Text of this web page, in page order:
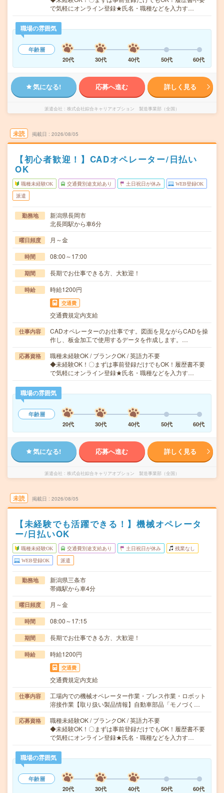
で気軽にオンライン登録★氏名・職種などを入力す…
職場の雰囲気
年齢層
20代
30代 40代 50代 60代
気になる! 応募へ進む 詳しく見る
派遣会社 株式会社綜合キャリアオプション 製造事業部（全国）
未読 掲載日 2026/08/05
【初心者歓迎！】CADオペレーター/日払い
OK
職種未経験OK 交通費別途支給あり 土日祝日が休み WEB登録OK
派遣
勤務地
新潟県長岡市
北長岡駅から車6分
曜日頻度 月～金
時間 08:00～17:00
期間 長期でお仕事できる方、大歓迎！
時給 時給1200円
交通費
交通費規定内支給
仕事内容
CADオペレーターのお仕事です。図面を見ながらCADを操
作し、板金加工で使用するデータを作成します。…
応募資格
職種未経験OK / ブランクOK / 英語力不要
◆未経験OK！〇まずは事前登録だけでもOK！履歴書不要
で気軽にオンライン登録★氏名・職種などを入力す…
職場の雰囲気
年齢層
20代
30代 40代 50代 60代
気になる! 応募へ進む 詳しく見る
派遣会社 株式会社綜合キャリアオプション 製造事業部（全国）
未読 掲載日 2026/08/05
【未経験でも活躍できる！】機械オペレータ
ー/日払いOK
職種未経験OK 交通費別途支給あり 土日祝日が休み 残業なし
WEB登録OK 派遣
勤務地
新潟県三条市
帯織駅から車4分
曜日頻度 月～金
時間 08:00～17:15
期間 長期でお仕事できる方、大歓迎！
時給 時給1200円
交通費
交通費規定内支給
仕事内容
工場内での機械オペレーター作業・プレス作業・ロボット
溶接作業【取り扱い製品情報】自動車部品「モノづく…
応募資格
職種未経験OK / ブランクOK / 英語力不要
◆未経験OK！〇まずは事前登録だけでもOK！履歴書不要
で気軽にオンライン登録★氏名・職種などを入力す…
職場の雰囲気
年齢層
20代
30代 40代 50代 60代